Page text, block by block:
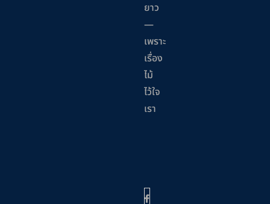
ยาว
—
เพราะ
เรื่อง
ไม้
ไว้ใจ
เรา